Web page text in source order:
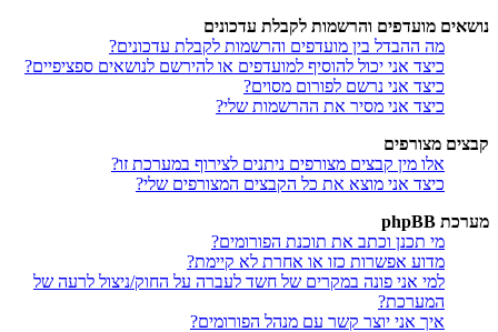
נושאים מועדפים והרשמות לקבלת עדכונים
מה ההבדל בין מועדפים והרשמות לקבלת עדכונים?
כיצד אני יכול להוסיף למועדפים או להירשם לנושאים ספציפיים?
כיצד אני נרשם לפורום מסוים?
כיצד אני מסיר את ההרשמות שלי?
קבצים מצורפים
אלו מין קבצים מצורפים ניתנים לצירוף במערכת זו?
כיצד אני מוצא את כל הקבצים המצורפים שלי?
מערכת phpBB
מי תכנן וכתב את תוכנת הפורומים?
מדוע אפשרות כזו או אחרת לא קיימת?
למי אני פונה במקרים של חשד לעברה על החוק/ניצול לרעה של
המערכת?
איך אני יוצר קשר עם מנהל הפורומים?